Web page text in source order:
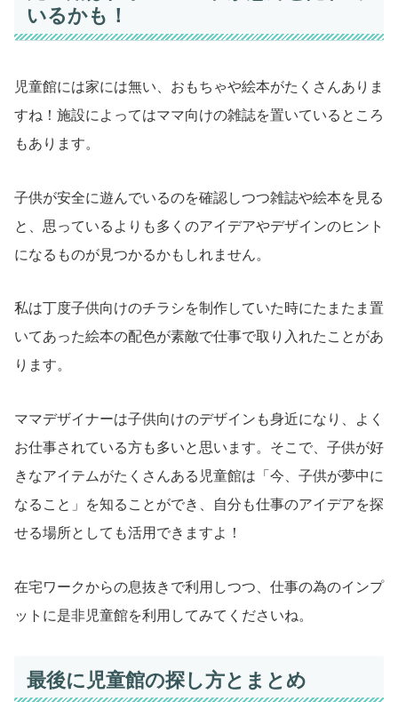
いるかも！
児童館には家には無い、おもちゃや絵本がたくさんありま
すね！施設によってはママ向けの雑誌を置いているところ
もあります。
子供が安全に遊んでいるのを確認しつつ雑誌や絵本を見る
と、思っているよりも多くのアイデアやデザインのヒント
になるものが見つかるかもしれません。
私は丁度子供向けのチラシを制作していた時にたまたま置
いてあった絵本の配色が素敵で仕事で取り入れたことがあ
ります。
ママデザイナーは子供向けのデザインも身近になり、よく
お仕事されている方も多いと思います。そこで、子供が好
きなアイテムがたくさんある児童館は「今、子供が夢中に
なること」を知ることができ、自分も仕事のアイデアを探
せる場所としても活用できますよ！
在宅ワークからの息抜きで利用しつつ、仕事の為のインプ
ットに是非児童館を利用してみてくださいね。
最後に児童館の探し方とまとめ